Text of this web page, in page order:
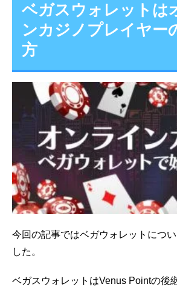
ベガスウォレットは
ンカジノプレイヤー
方
今回の記事ではベガウォレットにつ
した。
ベガスウォレットはVenus Pointの後